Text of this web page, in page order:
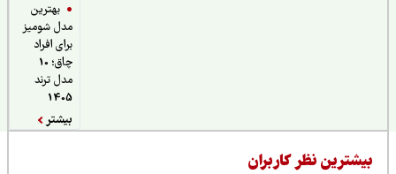
بهترین
مدل شومیز
برای افراد
چاق؛ 10
مدل ترند
نظر کاربران